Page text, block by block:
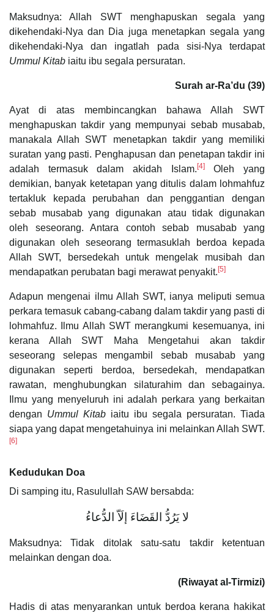
Maksudnya: Allah SWT menghapuskan segala yang
dikehendaki-Nya dan Dia juga menetapkan segala yang
dikehendaki-Nya dan ingatlah pada sisi-Nya terdapat
Ummul Kitab iaitu ibu segala persuratan.
Surah ar-Ra’du (39)
Ayat di atas membincangkan bahawa Allah SWT
menghapuskan takdir yang mempunyai sebab musabab,
manakala Allah SWT menetapkan takdir yang memiliki
suratan yang pasti. Penghapusan dan penetapan takdir ini
adalah termasuk dalam akidah Islam.[4]Oleh yang
demikian, banyak ketetapan yang ditulis dalam lohmahfuz
tertakluk kepada perubahan dan penggantian dengan
sebab musabab yang digunakan atau tidak digunakan
oleh seseorang. Antara contoh sebab musabab yang
digunakan oleh seseorang termasuklah berdoa kepada
Allah SWT, bersedekah untuk mengelak musibah dan
mendapatkan perubatan bagi merawat penyakit.[5]
Adapun mengenai ilmu Allah SWT, ianya meliputi semua
perkara temasuk cabang-cabang dalam takdir yang pasti di
lohmahfuz. Ilmu Allah SWT merangkumi kesemuanya, ini
kerana Allah SWT Maha Mengetahui akan takdir
seseorang selepas mengambil sebab musabab yang
digunakan seperti berdoa, bersedekah, mendapatkan
rawatan, menghubungkan silaturahim dan sebagainya.
Ilmu yang menyeluruh ini adalah perkara yang berkaitan
dengan Ummul Kitab iaitu ibu segala persuratan. Tiada
siapa yang dapat mengetahuinya ini melainkan Allah SWT.
[6]
Kedudukan Doa
Di samping itu, Rasulullah SAW bersabda:
لا يَرُدُّ القَضَاءَ إلَاّ الدُّعاءُ
Maksudnya: Tidak ditolak satu-satu takdir ketentuan
melainkan dengan doa.
(Riwayat al-Tirmizi)
Hadis di atas menyarankan untuk berdoa kerana hakikat